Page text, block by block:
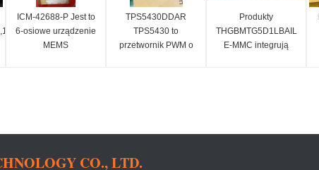
ICM-42688-P Jest to
6-osiowe urządzenie
MEMS
TPS5430DDAR
TPS5430 to
przetwornik PWM o
Produkty
THGBMTG5D1LBAIL
E-MMC integrują
CO., LTD.